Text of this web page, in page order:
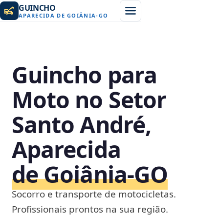
GUINCHO
APARECIDA DE GOIÂNIA-GO
Guincho para
Moto no Setor
Santo André,
Aparecida
de Goiânia‑GO
Socorro e transporte de motocicletas.
Profissionais prontos na sua região.